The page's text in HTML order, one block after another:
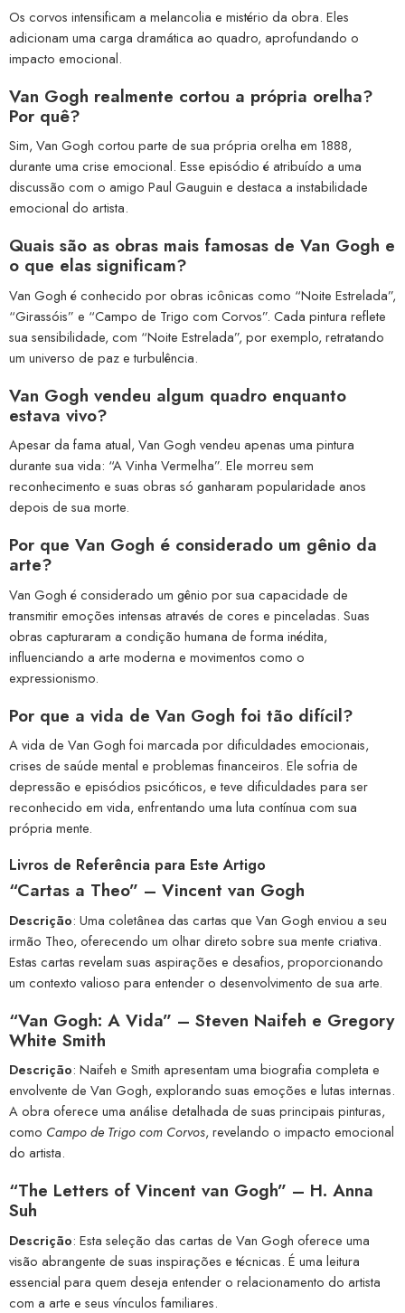
Os corvos intensificam a melancolia e mistério da obra. Eles
adicionam uma carga dramática ao quadro, aprofundando o
impacto emocional.
Van Gogh realmente cortou a própria orelha?
Por quê?
Sim, Van Gogh cortou parte de sua própria orelha em 1888,
durante uma crise emocional. Esse episódio é atribuído a uma
discussão com o amigo Paul Gauguin e destaca a instabilidade
emocional do artista.
Quais são as obras mais famosas de Van Gogh e
o que elas significam?
Van Gogh é conhecido por obras icônicas como “Noite Estrelada”,
“Girassóis” e “Campo de Trigo com Corvos”. Cada pintura reflete
sua sensibilidade, com “Noite Estrelada”, por exemplo, retratando
um universo de paz e turbulência.
Van Gogh vendeu algum quadro enquanto
estava vivo?
Apesar da fama atual, Van Gogh vendeu apenas uma pintura
durante sua vida: “A Vinha Vermelha”. Ele morreu sem
reconhecimento e suas obras só ganharam popularidade anos
depois de sua morte.
Por que Van Gogh é considerado um gênio da
arte?
Van Gogh é considerado um gênio por sua capacidade de
transmitir emoções intensas através de cores e pinceladas. Suas
obras capturaram a condição humana de forma inédita,
influenciando a arte moderna e movimentos como o
expressionismo.
Por que a vida de Van Gogh foi tão difícil?
A vida de Van Gogh foi marcada por dificuldades emocionais,
crises de saúde mental e problemas financeiros. Ele sofria de
depressão e episódios psicóticos, e teve dificuldades para ser
reconhecido em vida, enfrentando uma luta contínua com sua
própria mente.
Livros de Referência para Este Artigo
“Cartas a Theo” – Vincent van Gogh
Descrição: Uma coletânea das cartas que Van Gogh enviou a seu
irmão Theo, oferecendo um olhar direto sobre sua mente criativa.
Estas cartas revelam suas aspirações e desafios, proporcionando
um contexto valioso para entender o desenvolvimento de sua arte.
“Van Gogh: A Vida” – Steven Naifeh e Gregory
White Smith
Descrição: Naifeh e Smith apresentam uma biografia completa e
envolvente de Van Gogh, explorando suas emoções e lutas internas.
A obra oferece uma análise detalhada de suas principais pinturas,
como Campo de Trigo com Corvos, revelando o impacto emocional
do artista.
“The Letters of Vincent van Gogh” – H. Anna
Suh
Descrição: Esta seleção das cartas de Van Gogh oferece uma
visão abrangente de suas inspirações e técnicas. É uma leitura
essencial para quem deseja entender o relacionamento do artista
com a arte e seus vínculos familiares.